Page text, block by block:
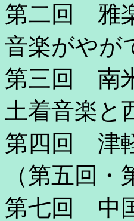
第二回 雅
音楽がやが
第三回 南
土着音楽と
第四回 津
（第五回
第七回 中